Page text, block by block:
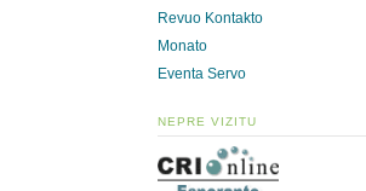
Revuo Kontakto
Monato
Eventa Servo
NEPRE VIZITU